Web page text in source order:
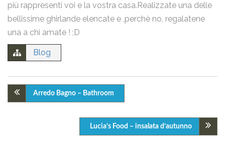
più rappresenti voi e la vostra casa.Realizzate una delle
bellissime ghirlande elencate e ,perchè no, regalatene
una a chi amate ! ;D
Blog
Arredo Bagno – Bathroom
Lucia’s Food – insalata d’autunno